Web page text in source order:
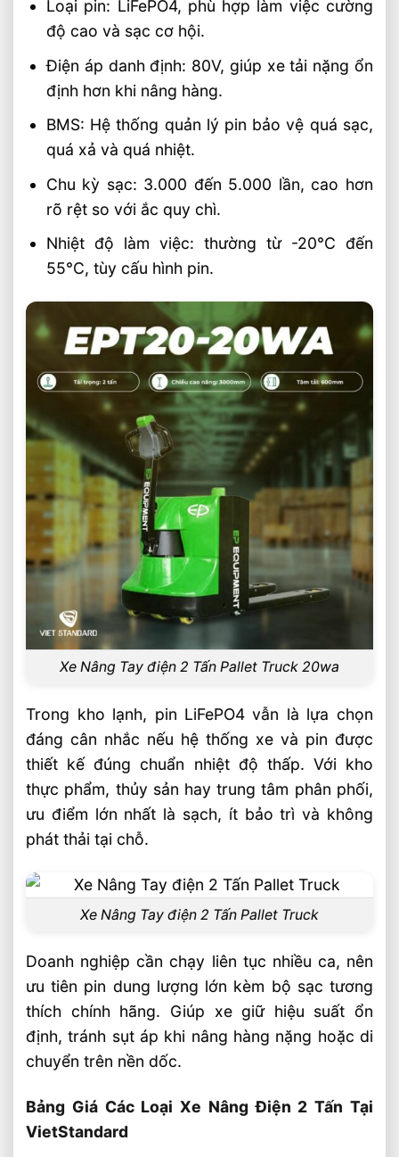
Loại pin: LiFePO4, phù hợp làm việc cường
độ cao và sạc cơ hội.
Điện áp danh định: 80V, giúp xe tải nặng ổn
định hơn khi nâng hàng.
BMS: Hệ thống quản lý pin bảo vệ quá sạc,
quá xả và quá nhiệt.
Chu kỳ sạc: 3.000 đến 5.000 lần, cao hơn
rõ rệt so với ắc quy chì.
Nhiệt độ làm việc: thường từ -20°C đến
55°C, tùy cấu hình pin.
Xe Nâng Tay điện 2 Tấn Pallet Truck 20wa
Trong kho lạnh, pin LiFePO4 vẫn là lựa chọn
đáng cân nhắc nếu hệ thống xe và pin được
thiết kế đúng chuẩn nhiệt độ thấp. Với kho
thực phẩm, thủy sản hay trung tâm phân phối,
ưu điểm lớn nhất là sạch, ít bảo trì và không
phát thải tại chỗ.
Xe Nâng Tay điện 2 Tấn Pallet Truck
Doanh nghiệp cần chạy liên tục nhiều ca, nên
ưu tiên pin dung lượng lớn kèm bộ sạc tương
thích chính hãng. Giúp xe giữ hiệu suất ổn
định, tránh sụt áp khi nâng hàng nặng hoặc di
chuyển trên nền dốc.
Bảng Giá Các Loại Xe Nâng Điện 2 Tấn Tại
VietStandard